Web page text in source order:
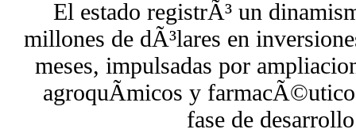
El estado registrÃ³ un
millones de dÃ³lares en
meses, impulsadas por
agroquÃ­micos y
fase de